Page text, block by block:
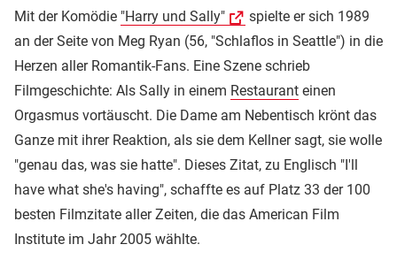
Mit der Komödie "Harry und Sally"
spielte er sich 1989
an der Seite von Meg Ryan (56, "Schlaflos in Seattle") in die
Herzen aller Romantik-Fans. Eine Szene schrieb
Filmgeschichte: Als Sally in einem Restaurant einen
Orgasmus vortäuscht. Die Dame am Nebentisch krönt das
Ganze mit ihrer Reaktion, als sie dem Kellner sagt, sie wolle
"genau das, was sie hatte". Dieses Zitat, zu Englisch "I'll
have what she's having", schaffte es auf Platz 33 der 100
besten Filmzitate aller Zeiten, die das American Film
Institute im Jahr 2005 wählte.